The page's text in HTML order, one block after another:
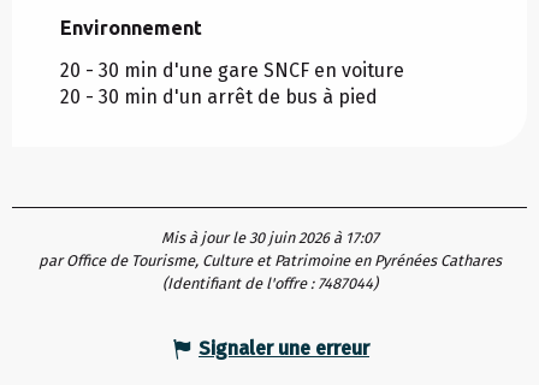
Environnement
Environnement
20 - 30 min d'une gare SNCF en voiture
20 - 30 min d'un arrêt de bus à pied
Mis à jour le 30 juin 2026 à 17:07
par Office de Tourisme, Culture et Patrimoine en Pyrénées Cathares
(Identifiant de l'offre : 7487044)
Signaler une erreur